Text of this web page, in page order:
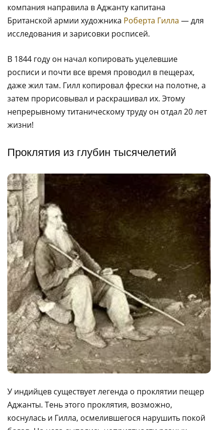
компания направила в Аджанту капитана
Британской армии художника Роберта Гилла — для
исследования и зарисовки росписей.
В 1844 году он начал копировать уцелевшие
росписи и почти все время проводил в пещерах,
даже жил там. Гилл копировал фрески на полотне, а
затем прорисовывал и раскрашивал их. Этому
непрерывному титаническому труду он отдал 20 лет
жизни!
Проклятия из глубин тысячелетий
У индийцев существует легенда о проклятии пещер
Аджанты. Тень этого проклятия, возможно,
коснулась и Гилла, осмелившегося нарушить покой